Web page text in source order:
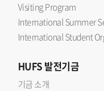
Visiting Program
International Summer
International Student
HUFS발전기금
기금 소개